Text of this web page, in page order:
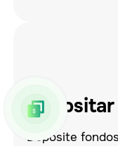
Deposite